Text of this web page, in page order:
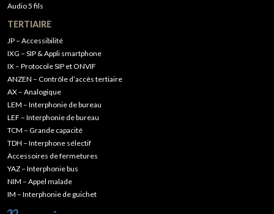
Audio 5 fils
TERTIAIRE
JP – Accessibilité
IXG – SIP & Appli smartphone
IX – Protocole SIP et ONVIF
ANZEN – Contrôle d’accès tertiaire
AX – Analogique
LEM – Interphonie de bureau
LEF – Interphonie de bureau
TCM – Grande capacité
TDH – Interphone sélectif
Accessoires de fermetures
YAZ – Interphonie bus
NIM – Appel malade
IM – Interphonie de guichet